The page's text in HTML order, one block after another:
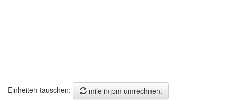
Einheiten tauschen:
mile in pm umrechnen.